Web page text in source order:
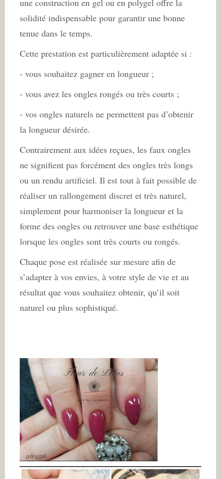
solidité indispensable pour garantir une bonne
tenue dans le temps.
Cette prestation est particulièrement adaptée si :
- vous souhaitez gagner en longueur ;
- vous avez les ongles rongés ou très courts ;
- vos ongles naturels ne permettent pas d’obtenir
la longueur désirée.
Contrairement aux idées reçues, les faux ongles
ne signifient pas forcément des ongles très longs
ou un rendu artificiel. Il est tout à fait possible de
réaliser un rallongement discret et très naturel,
simplement pour harmoniser la longueur et la
forme des ongles ou retrouver une base esthétique
lorsque les ongles sont très courts ou rongés.
Chaque pose est réalisée sur mesure afin de
s’adapter à vos envies, à votre style de vie et au
résultat que vous souhaitez obtenir, qu’il soit
naturel ou plus sophistiqué.